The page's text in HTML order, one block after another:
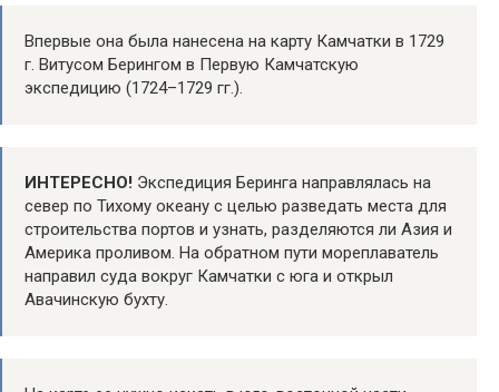
Впервые она была нанесена на карту Камчатки в 1729
г. Витусом Берингом в Первую Камчатскую
экспедицию (1724–1729 гг.).
ИНТЕРЕСНО! Экспедиция Беринга направлялась на
север по Тихому океану с целью разведать места для
строительства портов и узнать, разделяются ли Азия и
Америка проливом. На обратном пути мореплаватель
направил суда вокруг Камчатки с юга и открыл
Авачинскую бухту.